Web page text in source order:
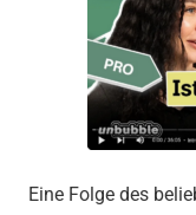
Eine Folge des